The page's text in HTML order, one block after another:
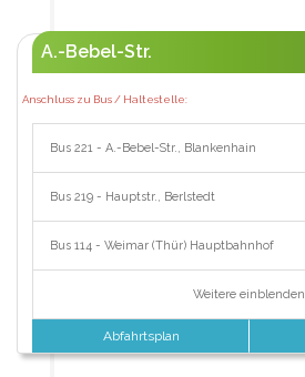
A.-Bebel-Str.
Anschluss zu Bus / Haltestelle:
Bus 221 - A.-Bebel-Str., Blankenhain
Bus 219 - Hauptstr., Berlstedt
Bus 114 - Weimar (Thür) Hauptbahnhof
Weitere einblenden
Abfahrtsplan